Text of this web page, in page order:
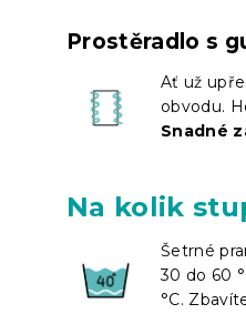
Prostěradlo s
Ať už
obvodu.
Snadné
Na kolik
Šetrné
30 do 60
°C.